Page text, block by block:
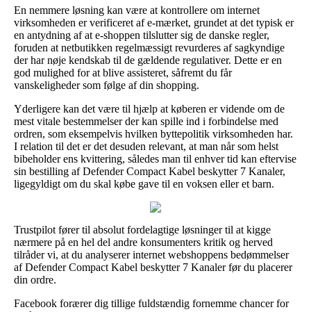
En nemmere løsning kan være at kontrollere om internet
virksomheden er verificeret af e-mærket, grundet at det typisk er
en antydning af at e-shoppen tilslutter sig de danske regler,
foruden at netbutikken regelmæssigt revurderes af sagkyndige
der har nøje kendskab til de gældende regulativer. Dette er en
god mulighed for at blive assisteret, såfremt du får
vanskeligheder som følge af din shopping.
Yderligere kan det være til hjælp at køberen er vidende om de
mest vitale bestemmelser der kan spille ind i forbindelse med
ordren, som eksempelvis hvilken byttepolitik virksomheden har.
I relation til det er det desuden relevant, at man når som helst
bibeholder ens kvittering, således man til enhver tid kan eftervise
sin bestilling af Defender Compact Kabel beskytter 7 Kanaler,
ligegyldigt om du skal købe gave til en voksen eller et barn.
Trustpilot fører til absolut fordelagtige løsninger til at kigge
nærmere på en hel del andre konsumenters kritik og herved
tilråder vi, at du analyserer internet webshoppens bedømmelser
af Defender Compact Kabel beskytter 7 Kanaler før du placerer
din ordre.
Facebook forærer dig tillige fuldstændig fornemme chancer for